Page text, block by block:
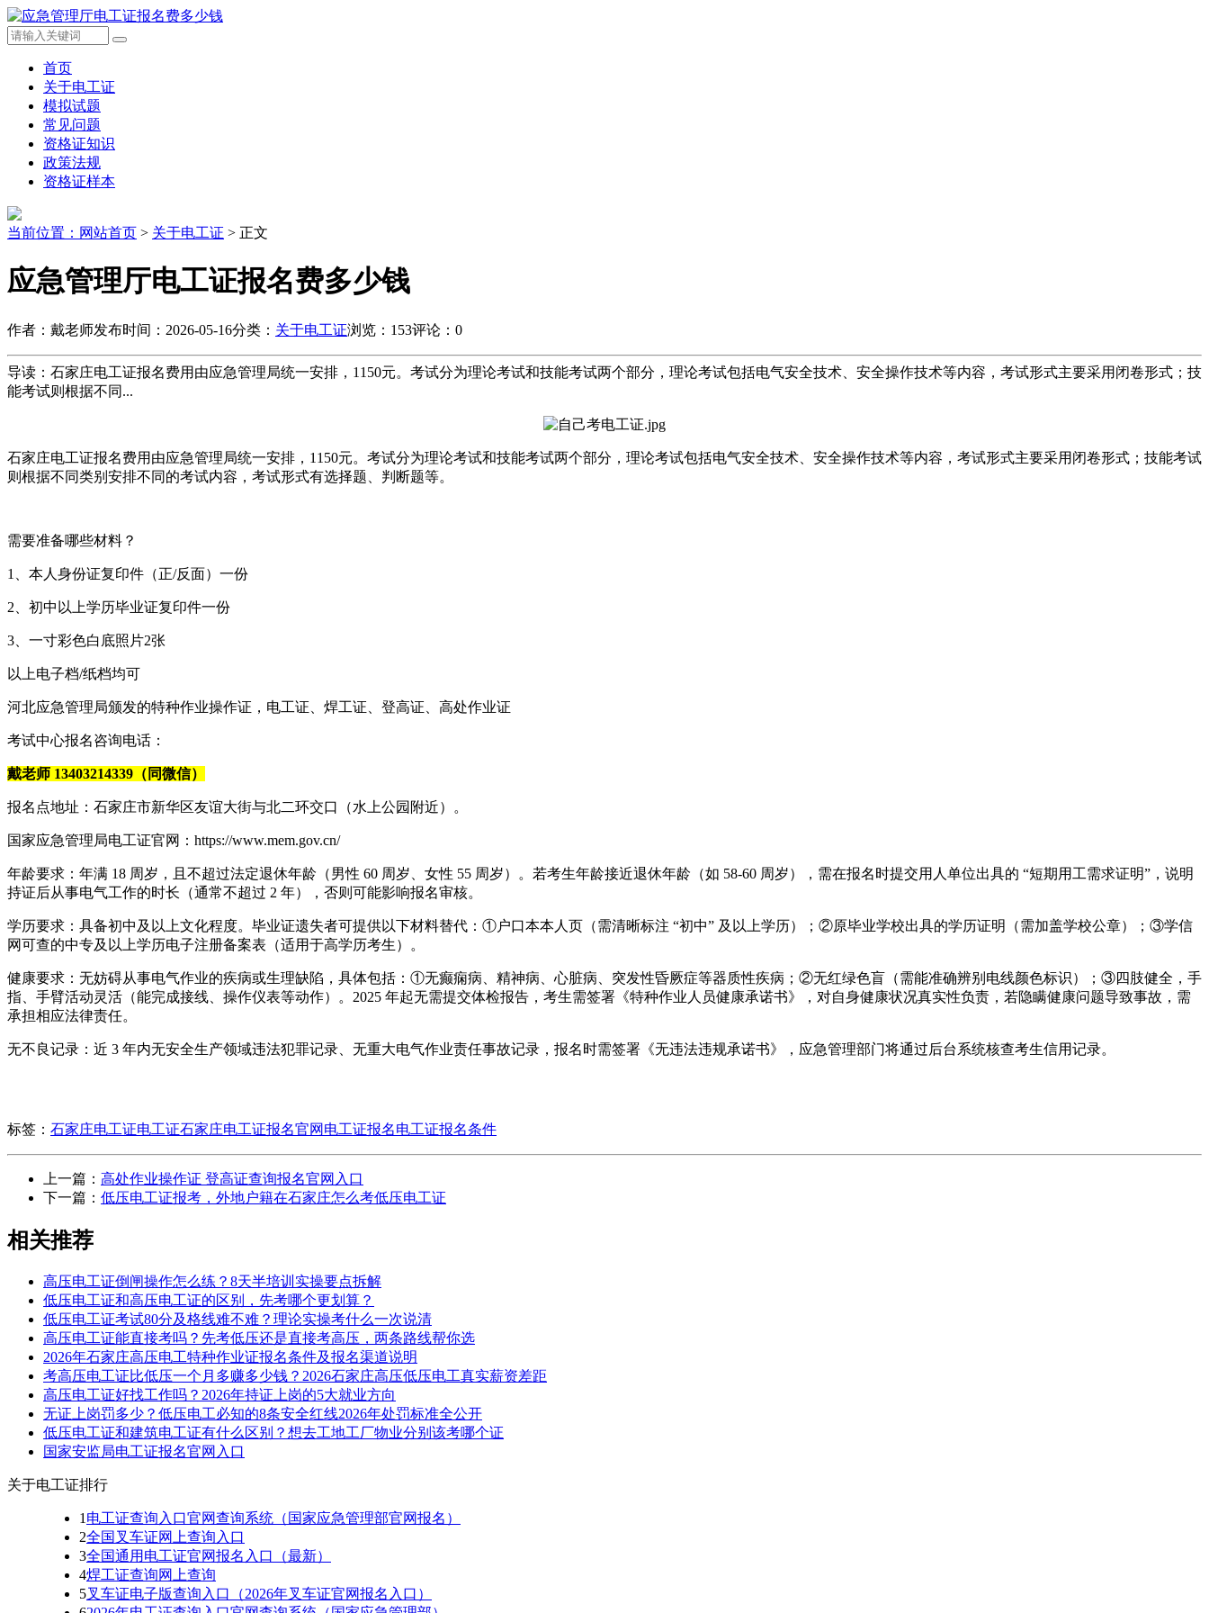
首页
关于电工证
模拟试题
常见问题
资格证知识
政策法规
资格证样本
当前位置： 网站首页 > 关于电工证 > 正文
应急管理厅电工证报名费多少钱
作者：戴老师发布时间：2026-05-16分类： 关于电工证浏览：153评论：0
导读：石家庄电工证报名费用由应急管理局统一安排，1150元。考试分为理论考试和技能考试两个部分，理论考试包括电气安全技术、安全操作技术等内容，考试形式主要采用闭卷形式；技
能考试则根据不同...
石家庄电工证报名费用由应急管理局统一安排，1150元。考试分为理论考试和技能考试两个部分，理论考试包括电气安全技术、安全操作技术等内容，考试形式主要采用闭卷形式；技能考试
则根据不同类别安排不同的考试内容，考试形式有选择题、判断题等。
需要准备哪些材料？
1、本人身份证复印件（正/反面）一份
2、初中以上学历毕业证复印件一份
3、一寸彩色白底照片2张
以上电子档/纸档均可
河北应急管理局颁发的特种作业操作证，电工证、焊工证、登高证、高处作业证
考试中心报名咨询电话：
戴老师 13403214339（同微信）
报名点地址：石家庄市新华区友谊大街与北二环交口（水上公园附近）。
国家应急管理局电工证官网：https://www.mem.gov.cn/
年龄要求：年满 18 周岁，且不超过法定退休年龄（男性 60 周岁、女性 55 周岁）。若考生年龄接近退休年龄（如 58-60 周岁），需在报名时提交用人单位出具的 “短期用工需求证明”，说明
持证后从事电气工作的时长（通常不超过 2 年），否则可能影响报名审核。
学历要求：具备初中及以上文化程度。毕业证遗失者可提供以下材料替代：①户口本本人页（需清晰标注 “初中” 及以上学历）；②原毕业学校出具的学历证明（需加盖学校公章）；③学信
网可查的中专及以上学历电子注册备案表（适用于高学历考生）。
健康要求：无妨碍从事电气作业的疾病或生理缺陷，具体包括：①无癫痫病、精神病、心脏病、突发性昏厥症等器质性疾病；②无红绿色盲（需能准确辨别电线颜色标识）；③四肢健全，手
指、手臂活动灵活（能完成接线、操作仪表等动作）。2025 年起无需提交体检报告，考生需签署《特种作业人员健康承诺书》，对自身健康状况真实性负责，若隐瞒健康问题导致事故，需
承担相应法律责任。
无不良记录：近 3 年内无安全生产领域违法犯罪记录、无重大电气作业责任事故记录，报名时需签署《无违法违规承诺书》，应急管理部门将通过后台系统核查考生信用记录。
标签： 石家庄电工证电工证石家庄电工证报名官网 电工证报名电工证报名条件
上一篇： 高处作业操作证 登高证查询报名官网入口
下一篇： 低压电工证报考，外地户籍在石家庄怎么考低压电工证
相关推荐
高压电工证倒闸操作怎么练？8天半培训实操要点拆解
低压电工证和高压电工证的区别，先考哪个更划算？
低压电工证考试80分及格线难不难？理论实操考什么一次说清
高压电工证能直接考吗？先考低压还是直接考高压，两条路线帮你选
2026年石家庄高压电工特种作业证报名条件及报名渠道说明
考高压电工证比低压一个月多赚多少钱？2026石家庄高压低压电工真实薪资差距
高压电工证好找工作吗？2026年持证上岗的5大就业方向
无证上岗罚多少？低压电工必知的8条安全红线2026年处罚标准全公开
低压电工证和建筑电工证有什么区别？想去工地工厂物业分别该考哪个证
国家安监局电工证报名官网入口
关于电工证排行
1 电工证查询入口官网查询系统（国家应急管理部官网报名）
2全国叉车证网上查询入口
3全国通用电工证官网报名入口（最新）
4焊工证查询网上查询
5叉车证电子版查询入口（2026年叉车证官网报名入口）